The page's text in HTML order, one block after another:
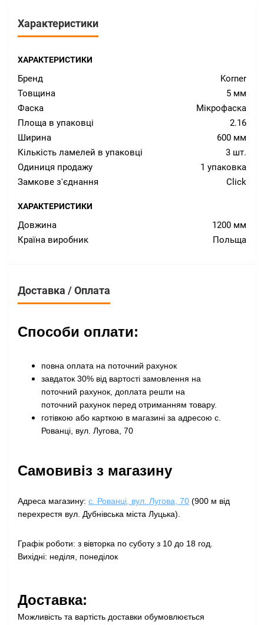
Характеристики
ХАРАКТЕРИСТИКИ
Бренд
Korner
Товщина
5 мм
Фаска
Мікрофаска
Площа в упаковці
2.16
Ширина
600 мм
Кількість ламелей в упаковці
3 шт.
Одиниця продажу
1 упаковка
Замкове з'єднання
Click
ХАРАКТЕРИСТИКИ
Довжина
1200 мм
Країна виробник
Польща
Доставка / Оплата
Способи оплати:
повна оплата на поточний рахунок
завдаток 30% від вартості замовлення на
поточний рахунок, доплата решти на
поточний рахунок перед отриманням товару.
готівкою або карткою в магазині за адресою с.
Рованці, вул. Лугова, 70
Самовивіз з магазину
Адреса магазину: с. Рованці, вул. Лугова, 70 (900 м від
перехрестя вул. Дубнівська міста Луцька).
Графік роботи: з вівторка по суботу з 10 до 18 год.
Вихідні: неділя, понеділок
Доставка:
Можливість та вартість доставки обумовлюється